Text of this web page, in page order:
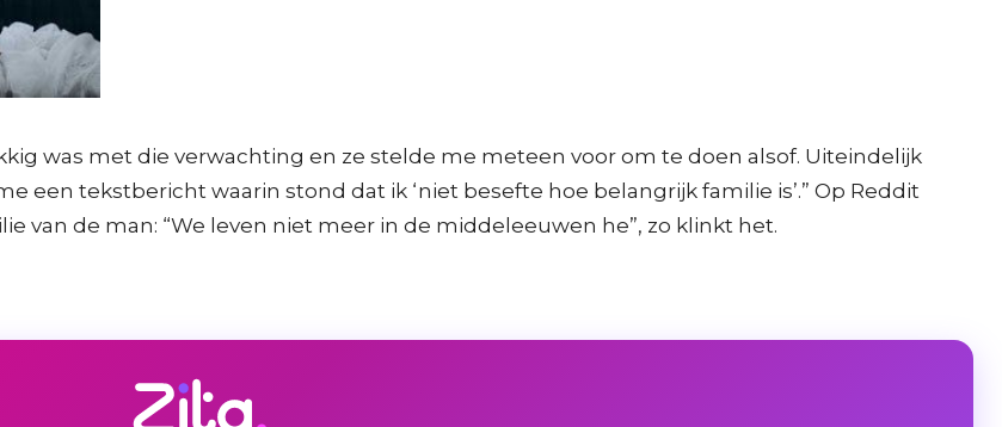
was met die verwachting en ze stelde me meteen voor om te doen alsof. Uiteindelijk
een tekstbericht waarin stond dat ik ‘niet besefte hoe belangrijk familie is’.” Op Reddit
van de man: “We leven niet meer in de middeleeuwen he”, zo klinkt het.